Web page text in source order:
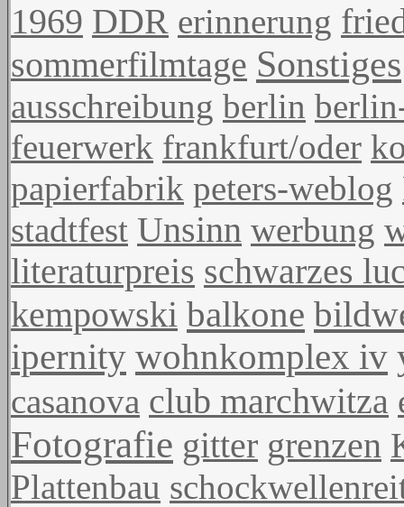
1969 DDR erinnerung
sommerfilmtage Sonstiges
ausschreibung berlin
feuerwerk frankfurt/oder
papierfabrik peters-weblog
stadtfest Unsinn werbung
literaturpreis schwarzes
kempowski balkone
ipernity wohnkomplex iv
casanova club marchwitza
Fotografie gitter grenzen
Plattenbau